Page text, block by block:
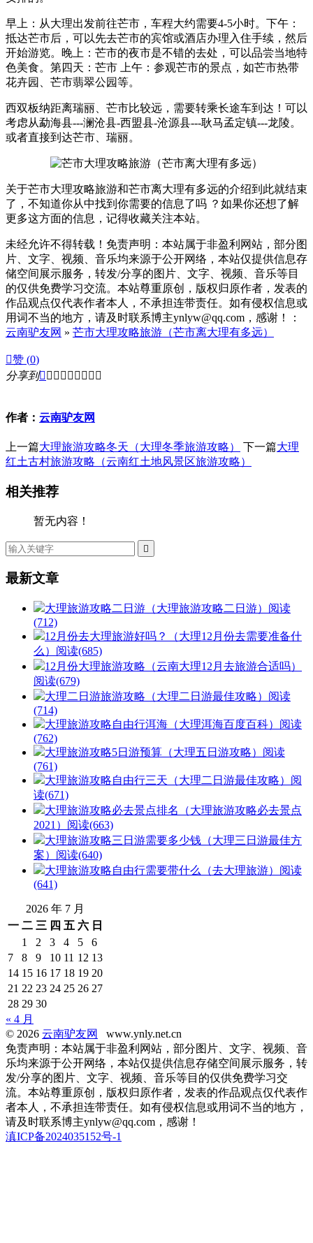
早上：从大理出发前往芒市，车程大约需要4-5小时。下午：
抵达芒市后，可以先去芒市的宾馆或酒店办理入住手续，然后
开始游览。晚上：芒市的夜市是不错的去处，可以品尝当地特
色美食。第四天：芒市 上午：参观芒市的景点，如芒市热带
花卉园、芒市翡翠公园等。
西双板纳距离瑞丽、芒市比较远，需要转乘长途车到达！可以
考虑从勐海县---澜沧县-西盟县-沧源县---耿马孟定镇---龙陵。
或者直接到达芒市、瑞丽。
关于芒市大理攻略旅游和芒市离大理有多远的介绍到此就结束
了，不知道你从中找到你需要的信息了吗 ？如果你还想了解
更多这方面的信息，记得收藏关注本站。
未经允许不得转载！免责声明：本站属于非盈利网站，部分图
片、文字、视频、音乐均来源于公开网络，本站仅提供信息存
储空间展示服务，转发/分享的图片、文字、视频、音乐等目
的仅供免费学习交流。本站尊重原创，版权归原作者，发表的
作品观点仅代表作者本人，不承担连带责任。如有侵权信息或
用词不当的地方，请及时联系博主ynlyw@qq.com，感谢！：
云南驴友网 » 芒市大理攻略旅游（芒市离大理有多远）
赞 (0)
分享到        
作者： 云南驴友网
上一篇大理旅游攻略冬天（大理冬季旅游攻略） 下一篇大理
红土古村旅游攻略（云南红土地风景区旅游攻略）
相关推荐
暂无内容！

最新文章
大理旅游攻略二日游（大理旅游攻略二日游） 阅读
(712)
12月份去大理旅游好吗？（大理12月份去需要准备什
么） 阅读(685)
12月份大理旅游攻略（云南大理12月去旅游合适吗）
阅读(679)
大理二日游旅游攻略（大理二日游最佳攻略） 阅读
(714)
大理旅游攻略自由行洱海（大理洱海百度百科） 阅读
(762)
大理旅游攻略5日游预算（大理五日游攻略） 阅读
(761)
大理旅游攻略自由行三天（大理二日游最佳攻略） 阅
读(671)
大理旅游攻略必去景点排名（大理旅游攻略必去景点
2021） 阅读(663)
大理旅游攻略三日游需要多少钱（大理三日游最佳方
案） 阅读(640)
大理旅游攻略自由行需要带什么（去大理旅游） 阅读
(641)
2026 年 7 月
一 二 三 四 五 六 日
1
2 3 4 5
6
7
8 9 10 11 12 13
14 15 16 17 18 19 20
21 22 23 24 25 26 27
28 29 30
« 4 月
© 2026 云南驴友网
www.ynly.net.cn
免责声明：本站属于非盈利网站，部分图片、文字、视频、音
乐均来源于公开网络，本站仅提供信息存储空间展示服务，转
发/分享的图片、文字、视频、音乐等目的仅供免费学习交
流。本站尊重原创，版权归原作者，发表的作品观点仅代表作
者本人，不承担连带责任。如有侵权信息或用词不当的地方，
请及时联系博主ynlyw@qq.com，感谢！
滇ICP备2024035152号-1